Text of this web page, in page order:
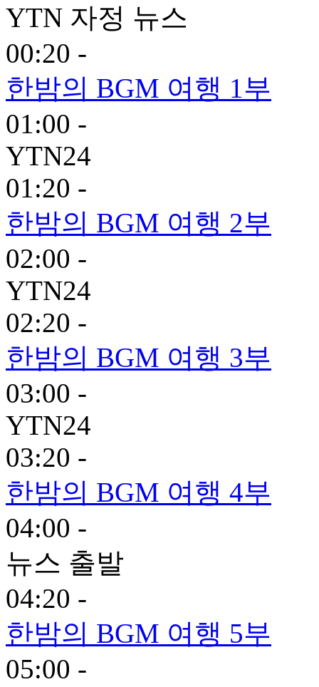
YTN 자정 뉴스
00:20 -
한밤의 BGM 여행 1부
01:00 -
YTN24
01:20 -
한밤의 BGM 여행 2부
02:00 -
YTN24
02:20 -
한밤의 BGM 여행 3부
03:00 -
YTN24
03:20 -
한밤의 BGM 여행 4부
04:00 -
뉴스 출발
04:20 -
한밤의 BGM 여행 5부
05:00 -